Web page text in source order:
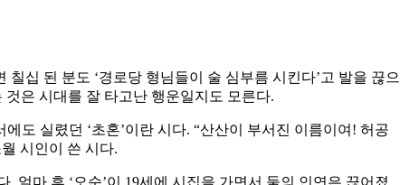
십 된 분도 ‘경로당 형님들이 술 심부름 시킨다’고 발을 끊으
은 시대를 잘 타고난 행운일지도 모른다.
도 실렸던 ‘초혼’이란 시다. “산산이 부서진 이름이여! 허공
시인이 쓴 시다.